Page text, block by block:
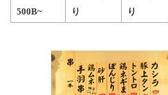
500B~
り
り